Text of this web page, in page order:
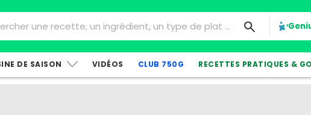
DE SAISON VIDÉOS CLUB 750G RECETTES PRATIQUES &